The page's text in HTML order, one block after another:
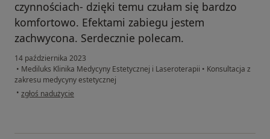
czynnościach- dzięki temu czułam się bardzo
komfortowo. Efektami zabiegu jestem
zachwycona. Serdecznie polecam.
14 października 2023
• Mediluks Klinika Medycyny Estetycznej i Laseroterapii • Konsultacja z
zakresu medycyny estetycznej
• w opinii użytkownika Ewelina S.
zgłoś nadużycie